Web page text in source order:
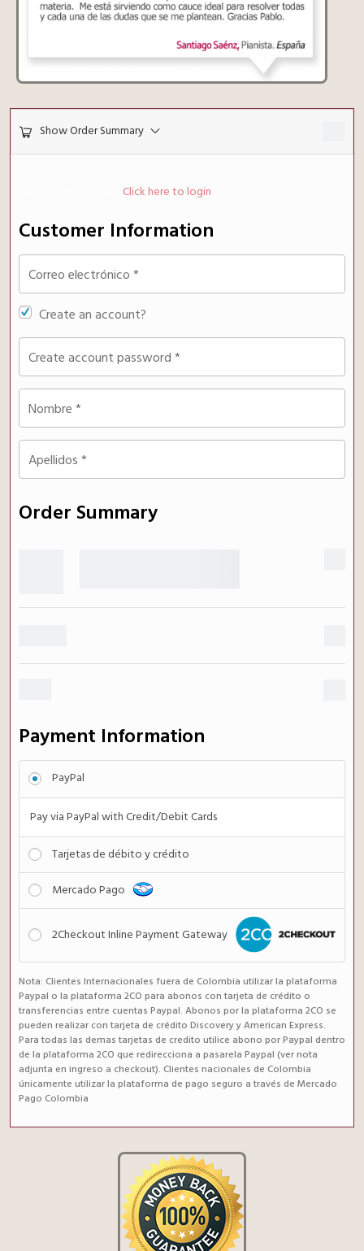
Show Order Summary
Click here to login
Customer Information
Correo electrónico*
Create an account?
Create account password*
Nombre*
Apellidos*
Order Summary
Payment Information
PayPal
Pay via PayPal with Credit/Debit Cards
Tarjetas de débito y crédito
Mercado Pago
2Checkout Inline Payment Gateway
Nota: Clientes Internacionales fuera de Colombia utilizar la plataforma
Paypal o la plataforma 2CO para abonos con tarjeta de crédito o
transferencias entre cuentas Paypal. Abonos por la plataforma 2CO se
pueden realizar con tarjeta de crédito Discovery y American Express.
Para todas las demas tarjetas de credito utilice abono por Paypal dentro
de la plataforma 2CO que redirecciona a pasarela Paypal (ver nota
adjunta en ingreso a checkout). Clientes nacionales de Colombia
únicamente utilizar la plataforma de pago seguro a través de Mercado
Pago Colombia